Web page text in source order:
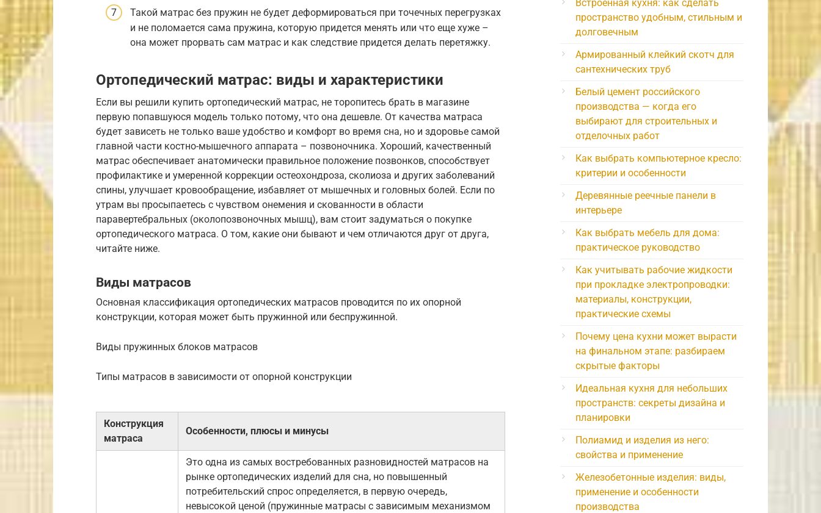
Такой матрас без пружин не будет деформироваться при точечных перегрузках
и не поломается сама пружина, которую придется менять или что еще хуже –
она может прорвать сам матрас и как следствие придется делать перетяжку.
Ортопедический матрас: виды и характеристики
Если вы решили купить ортопедический матрас, не торопитесь брать в магазине
первую попавшуюся модель только потому, что она дешевле. От качества матраса
будет зависеть не только ваше удобство и комфорт во время сна, но и здоровье самой
главной части костно-мышечного аппарата – позвоночника. Хороший, качественный
матрас обеспечивает анатомически правильное положение позвонков, способствует
профилактике и умеренной коррекции остеохондроза, сколиоза и других заболеваний
спины, улучшает кровообращение, избавляет от мышечных и головных болей. Если по
утрам вы просыпаетесь с чувством онемения и скованности в области
паравертебральных (околопозвоночных мышц), вам стоит задуматься о покупке
ортопедического матраса. О том, какие они бывают и чем отличаются друг от друга,
читайте ниже.
Виды матрасов
Основная классификация ортопедических матрасов проводится по их опорной
конструкции, которая может быть пружинной или беспружинной.
Виды пружинных блоков матрасов
Типы матрасов в зависимости от опорной конструкции
Конструкция
матраса
Особенности, плюсы и минусы
Это одна из самых востребованных разновидностей матрасов на
рынке ортопедических изделий для сна, но повышенный
потребительский спрос определяется, в первую очередь,
невысокой ценой (пружинные матрасы с зависимым механизмом
Встроенная кухня: как сделать
пространство удобным, стильным и
долговечным
Армированный клейкий скотч для
сантехнических труб
Белый цемент российского
производства — когда его
выбирают для строительных и
отделочных работ
Как выбрать компьютерное кресло:
критерии и особенности
Деревянные реечные панели в
интерьере
Как выбрать мебель для дома:
практическое руководство
Как учитывать рабочие жидкости
при прокладке электропроводки:
материалы, конструкции,
практические схемы
Почему цена кухни может вырасти
на финальном этапе: разбираем
скрытые факторы
Идеальная кухня для небольших
пространств: секреты дизайна и
планировки
Полиамид и изделия из него:
свойства и применение
Железобетонные изделия: виды,
применение и особенности
производства